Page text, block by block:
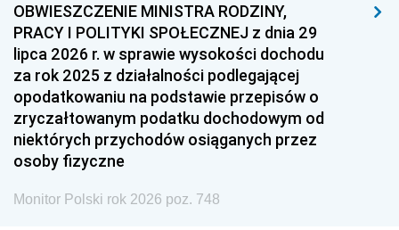
OBWIESZCZENIE MINISTRA RODZINY,
PRACY I POLITYKI SPOŁECZNEJ z dnia 29
lipca 2026 r. w sprawie wysokości dochodu
za rok 2025 z działalności podlegającej
opodatkowaniu na podstawie przepisów o
zryczałtowanym podatku dochodowym od
niektórych przychodów osiąganych przez
osoby fizyczne
Monitor Polski rok 2026 poz. 748